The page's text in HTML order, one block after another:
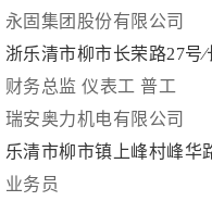
永固集团股份有限公司
乐清市柳市长荣路27号∕
财务总监 仪表工 普工
瑞安奥力机电有限公司
清市柳市镇上峰村峰华
业务员